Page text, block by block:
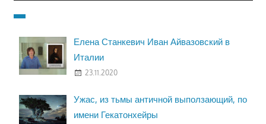
Елена Станкевич Иван Айвазовский в
Италии
23.11.2020
Ужас, из тьмы античной выползающий, по
имени Гекатонхейры